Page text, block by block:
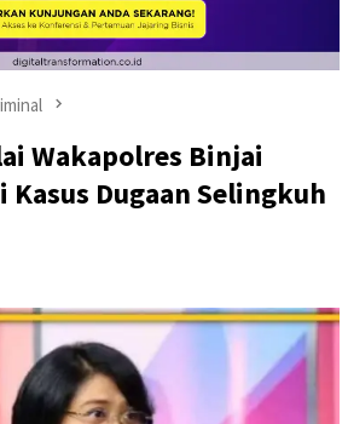
Wakapolres Binjai
Kasus Dugaan Selingkuh